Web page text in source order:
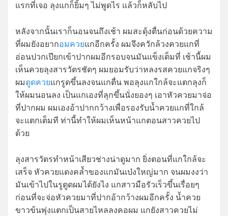
แรกที่เจอ ลุงแกก็ยิ้มๆ ไม่พูดไร แล้วก็หลับไป
หลังจากนั้นเราก็นอนจนถึงเช้า ผมสะดุ้งตื่นก่อนด้วยความ
ที่ผมยังอยากอมควยแกอีกครั้ง ผมจึงควักล้วงควยแกที่
อ่อนปวกเปียกเข้าปากผมอีกรอบจนมันแข็งเต็มที่ เช้านี้ผม
เห็นควยลุงสารวัตรชัดๆ ผมยอมรับว่าหลงรสควยแกจริงๆ
ผมดูดควยแกรูดขึ้นลงจนแกตื่น พอลุงแกใกล้จะแตกลุงก็
ให้ผมนอนลง เป็นแกเองที่ลุกขึ้นนั่งยองๆ เอาหัวควยมาจ่อ
ที่ปากผม ผมเองอ้าปากกว้างเพื่อรองรับน้ำควยแกที่ใกล้
จะแตกเต็มที ท่านี้ทำให้ผมเห็นหน้าแกตอนสาวควยไป
ด้วย
ลุงสารวัตรทำหน้าเสียวช่างน่าดูมาก ยิ่งตอนที่แกใกล้จะ
เสร็จ หัวควยแดงคล้ำของแกมันเป่งใหญ่มาก จนผมงงว่า
มันเข้าไปในรูตูดผมได้ยังไง แกสาวมือรัวเร็วขึ้นเรื่อยๆ
ก่อนที่จะจ่อหัวควยมาที่ปากอ้ากว้างผมอีกครั้ง น้ำควย
ขาวข้นพุ่งแตกเป็นสายไหลลงคอผม แกยังสาวควยไม่